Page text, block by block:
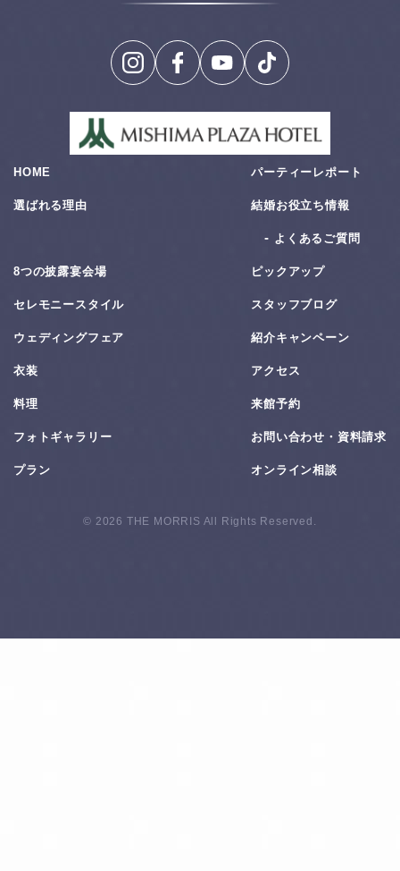
HOME
選ばれる理由
8つの披露宴会場
セレモニースタイル
ウェディングフェア
衣装
料理
フォトギャラリー
プラン
パーティーレポート
結婚お役⽴ち情報
よくあるご質問
ピックアップ
スタッフブログ
紹介キャンペーン
アクセス
来館予約
お問い合わせ・資料請求
オンライン相談
© 2026 THE MORRIS All Rights Reserved.